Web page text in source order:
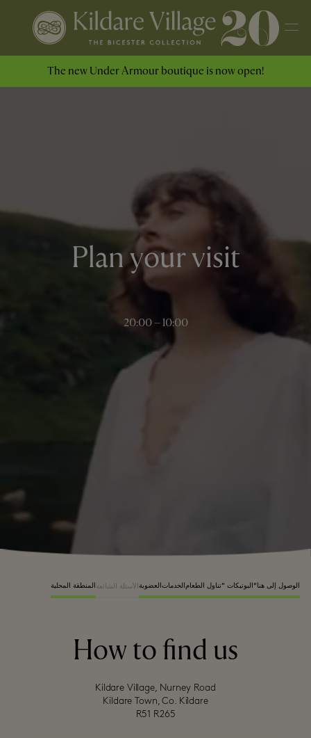
The new Under Armour boutique is now open!
Plan your visit
10:00 – 20:00
الوصول إلى هنا"البوتيكات "تناول الطعامالخدماتالعضويةالأسئلة الشائعةالمنطقة المحلية
How to find us
R51 R265